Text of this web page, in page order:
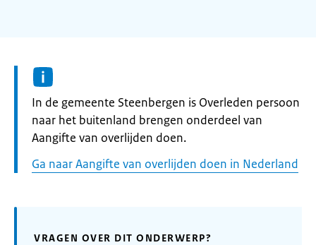
Informatie:
In de gemeente Steenbergen is Overleden persoon
naar het buitenland brengen onderdeel van
Aangifte van overlijden doen.
Ga naar Aangifte van overlijden doen in Nederland
VRAGEN OVER DIT ONDERWERP?